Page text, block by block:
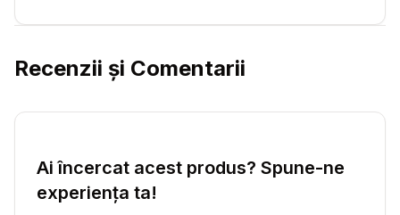
Recenzii și Comentarii
Ai încercat acest produs? Spune-ne
experiența ta!